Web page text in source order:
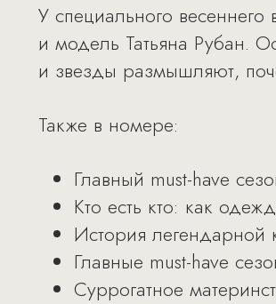
У специального
и модель Татьяна Рубан.
и звезды размышляют,
Также в номере:
Главный must-have
Кто есть кто: как
История легендарной
Главные must-have
Суррогатное